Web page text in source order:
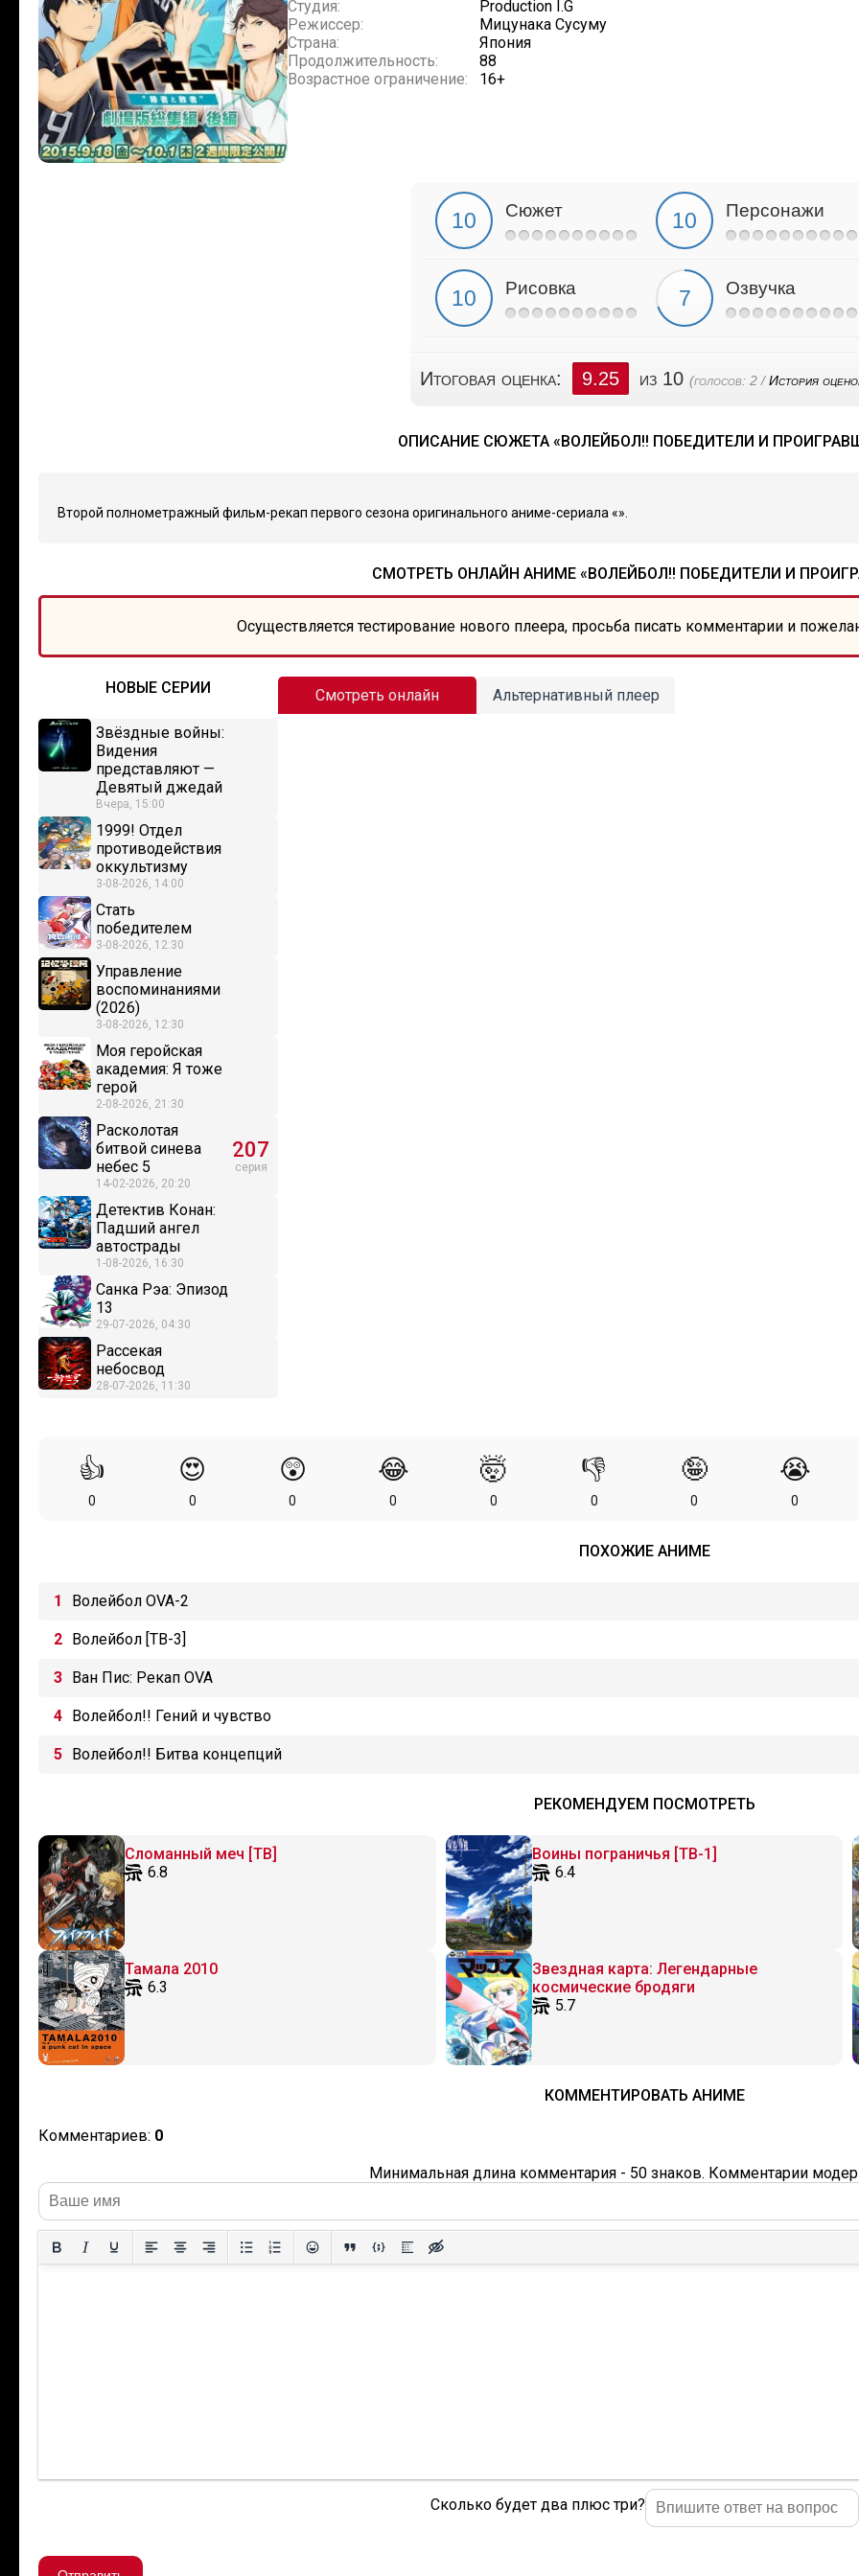
Студия:
Production I.G
Режиссер:
Мицунака Сусуму
Страна:
Япония
Продолжительность:
88
Возрастное ограничение:
16+
Сюжет Персонажи
Рисовка Озвучка
Итоговая оценка: 9.25 из 10 (голосов: 2 /История
ОПИСАНИЕ СЮЖЕТА «ВОЛЕЙБОЛ!! ПОБЕДИТЕЛИ И
Второй полнометражный фильм-рекап первого сезона оригинального аниме-сериала «».
СМОТРЕТЬ ОНЛАЙН АНИМЕ «ВОЛЕЙБОЛ!! ПОБЕДИТЕЛИ И
Осуществляется тестирование нового плеера, просьба писать комментарии и
НОВЫЕ СЕРИИ
Звёздные войны:
Видения
представляют —
Девятый джедай
Вчера, 15:00
1999! Отдел
противодействия
оккультизму
3-08-2026, 14:00
Стать
победителем
3-08-2026, 12:30
Управление
воспоминаниями
(2026)
3-08-2026, 12:30
Моя геройская
академия: Я тоже
герой
2-08-2026, 21:30
Расколотая
битвой синева
небес 5
14-02-2026, 20:20
207
серия
Детектив Конан:
Падший ангел
автострады
1-08-2026, 16:30
Санка Рэа: Эпизод
13
29-07-2026, 04:30
Рассекая
небосвод
28-07-2026, 11:30
Смотреть онлайн Альтернативный плеер
👍
0
😍
0
😲
0
😂
0
🤯
0
👎
0
🤪
0
😭
0
ПОХОЖИЕ АНИМЕ
Волейбол OVA-2
Волейбол [ТВ-3]
Ван Пис: Рекап OVA
Волейбол!! Гений и чувство
Волейбол!! Битва концепций
РЕКОМЕНДУЕМ ПОСМОТРЕТЬ
Сломанный меч [ТВ]
6.8
Воины пограничья [ТВ-1]
6.4
Тамала 2010
6.3
Звездная карта: Легендарные
космические бродяги
5.7
КОММЕНТИРОВАТЬ АНИМЕ
Комментариев: 0
Минимальная длина комментария - 50 знаков. Комментарии
Сколько будет два плюс три?